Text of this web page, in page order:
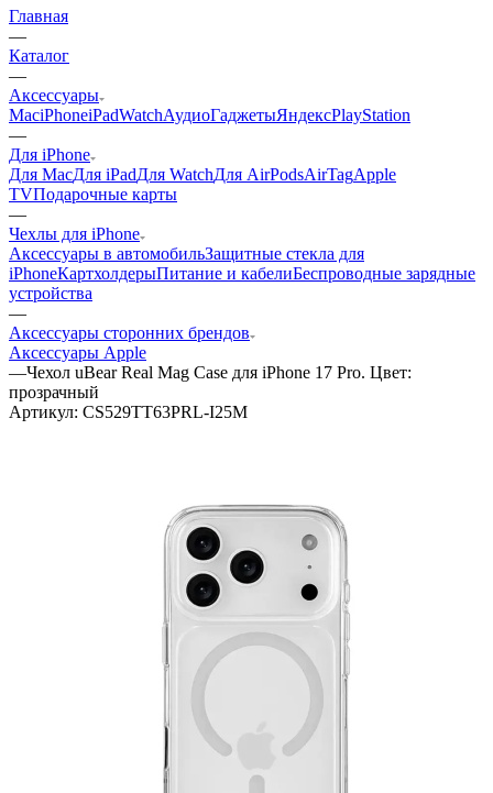
Главная
—
Каталог
—
Аксессуары
MaciPhoneiPadWatchАудиоГаджетыЯндексPlayStation
—
Для iPhone
Для MacДля iPadДля WatchДля AirPodsAirTagApple
TVПодарочные карты
—
Чехлы для iPhone
Аксессуары в автомобильЗащитные стекла для
iPhoneКартхолдерыПитание и кабелиБеспроводные зарядные
устройства
—
Аксессуары сторонних брендов
Аксессуары Apple
—Чехол uBear Real Mag Case для iPhone 17 Pro. Цвет:
прозрачный
Артикул: CS529TT63PRL-I25M